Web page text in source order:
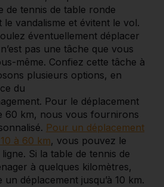
de tennis de table ronde
vandalisme et évitent le vol.
éventuellement déplacer
pas une tâche que vous
même. Confiez cette tâche à
plusieurs options, en
du
Pour le déplacement
60 km, nous vous fournirons
Pour un déplacement
à 60 km, vous pouvez le
Si la table de tennis de
à quelques kilomètres,
déplacement jusqu’à 10 km.